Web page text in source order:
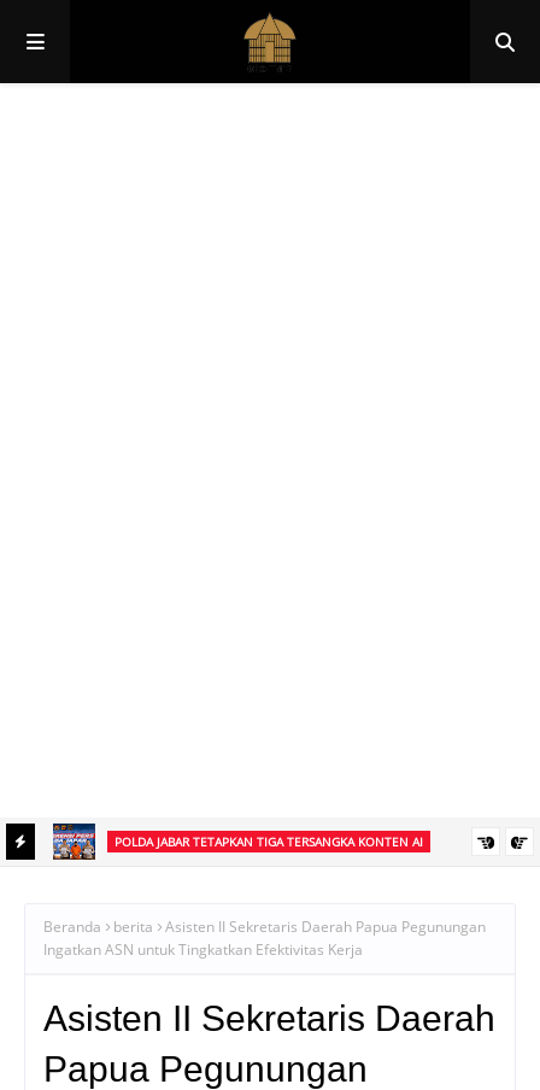
POLDA JABAR TETAPKAN TIGA TERSANGKA KONTEN AI
Beranda berita
Asisten II Sekretaris Daerah Papua Pegunungan
Ingatkan ASN untuk Tingkatkan Efektivitas Kerja
Asisten II Sekretaris Daerah
Papua Pegunungan